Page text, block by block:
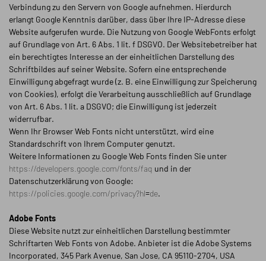
Verbindung zu den Servern von Google aufnehmen. Hierdurch
erlangt Google Kenntnis darüber, dass über Ihre IP-Adresse diese
Website aufgerufen wurde. Die Nutzung von Google WebFonts erfolgt
auf Grundlage von Art. 6 Abs. 1 lit. f DSGVO. Der Websitebetreiber hat
ein berechtigtes Interesse an der einheitlichen Darstellung des
Schriftbildes auf seiner Website. Sofern eine entsprechende
Einwilligung abgefragt wurde (z. B. eine Einwilligung zur Speicherung
von Cookies), erfolgt die Verarbeitung ausschließlich auf Grundlage
von Art. 6 Abs. 1 lit. a DSGVO; die Einwilligung ist jederzeit
widerrufbar.
Wenn Ihr Browser Web Fonts nicht unterstützt, wird eine
Standardschrift von Ihrem Computer genutzt.
Weitere Informationen zu Google Web Fonts finden Sie unter
https://developers.google.com/fonts/faq und in der
Datenschutzerklärung von Google:
https://policies.google.com/privacy?hl=de.
Adobe Fonts
Diese Website nutzt zur einheitlichen Darstellung bestimmter
Schriftarten Web Fonts von Adobe. Anbieter ist die Adobe Systems
Incorporated, 345 Park Avenue, San Jose, CA 95110-2704, USA